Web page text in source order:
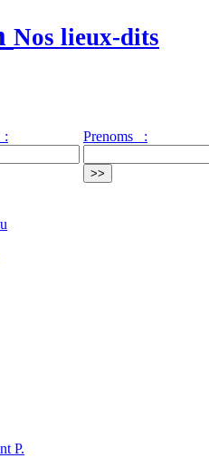
Nos lieux-dits
Prenoms :
P.